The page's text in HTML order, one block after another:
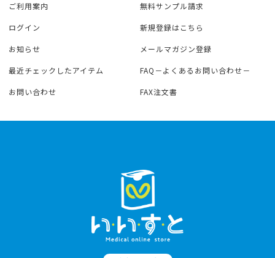
ご利用案内 無料サンプル請求
ログイン 新規登録はこちら
お知らせ メールマガジン登録
最近チェックしたアイテム FAQ－よくあるお問い合わせ－
お問い合わせ FAX注文書